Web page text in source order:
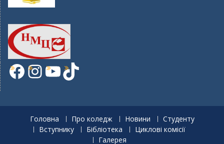
Facebook
Instagram
YouTube
TikTok
Головна Про коледж Новини
Студенту
Вступнику
Бібліотека
Циклові комісії
Галерея